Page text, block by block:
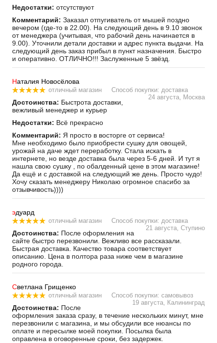
Недостатки: отсутствуют
Комментарий: Заказал отпугиватель от мышей поздно
вечером (где-то в 22.00). На следующий день в 9.10 звонок
от менеджера (учитывая, что рабочий день начинается в
9.00). Уточнили детали доставки и адрес пункта выдачи. На
следующий день заказ прибыл в пункт назначения. Быстро
и оперативно. ОТЛИЧНО!!! Заслуженные 5 звёзд.
Наталия Новосёлова
отличный магазин
Способ покупки: доставка
24 августа, Москва
Достоинства: Быстрота доставки,
вежливый менеджер и курьер
Недостатки: Всё прекрасно
Комментарий: Я просто в восторге от сервиса!
Мне необходимо было приобрести сушку для овощей,
урожай на даче ждет переработку. Стала искать в
интернете, но везде доставка была через 5-6 дней. И тут я
нашла свою сушку , по обалденный цене в этом магазине!
Да ещё и с доставкой на следующий же день. Просто чудо!
Хочу сказать менеджеру Николаю огромное спасибо за
отзывчивость))))
эдуард
отличный магазин
Способ покупки: доставка
21 августа, Ступино
Достоинства: После оформления на
сайте быстро перезвонили. Вежливо все рассказали.
Быстрая доставка. Качество товара соответствует
описанию. Цена в полтора раза ниже чем в магазине
родного города.
Светлана Грищенко
отличный магазин
Способ покупки: самовывоз
19 августа, Калининград
Достоинства: После
оформления заказа сразу, в течение нескольких минут, мне
перезвонили с магазина, и мы обсудили все нюансы по
оплате и пересылке моей покупки. Посылка была
оправлена в оговоренные сроки, без задержек.